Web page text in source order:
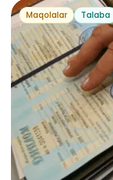
Maqolalar Talaba